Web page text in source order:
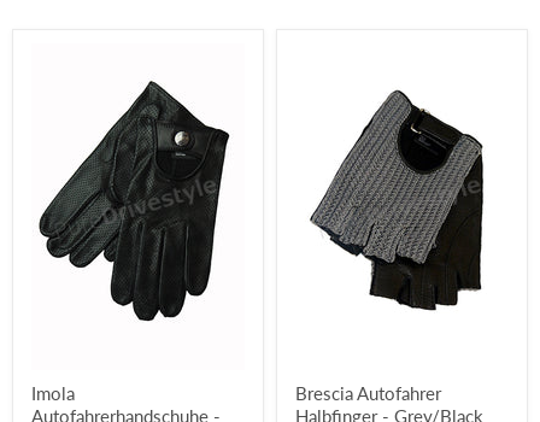
Imola
Autofahrerhandschuhe -
Brescia Autofahrer
Halbfinger - Grey/Black